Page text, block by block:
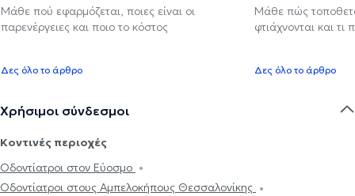
Μάθε πού εφαρμόζεται, ποιες είναι οι
παρενέργειες και ποιο το κόστος
Δες όλο το άρθρο
Μάθε πώς
φτιάχνονται και τι
Δες όλο το άρθρο
Χρήσιμοι σύνδεσμοι
Κοντινές περιοχές
Οδοντίατροι στον Εύοσμο
Οδοντίατροι στους Αμπελοκήπους Θεσσαλονίκης